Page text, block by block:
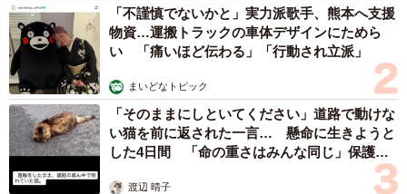
「不謹慎でないかと」実力派歌手、熊本へ支援
物資…運搬トラックの車体デザインにためら
い 「痛いほど伝わる」「行動され立派」
まいどなトピック
「そのままにしといてください」道路で動けな
い猫を前に返された一言… 懸命に生きようと
した4日間 「命の重さはみんな同じ」保護団
渡辺 晴子